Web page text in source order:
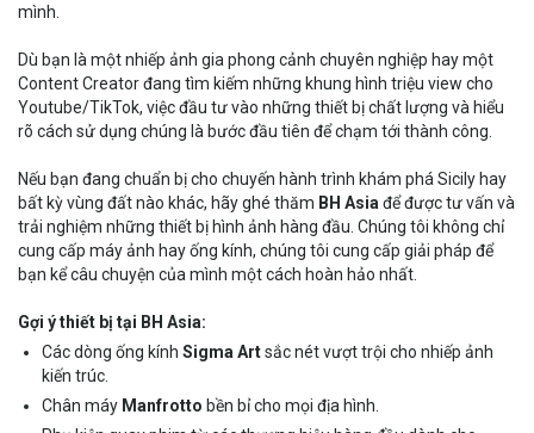
mình.
Dù bạn là một nhiếp ảnh gia phong cảnh chuyên nghiệp hay một
Content Creator đang tìm kiếm những khung hình triệu view cho
Youtube/TikTok, việc đầu tư vào những thiết bị chất lượng và hiểu
rõ cách sử dụng chúng là bước đầu tiên để chạm tới thành công.
Nếu bạn đang chuẩn bị cho chuyến hành trình khám phá Sicily hay
bất kỳ vùng đất nào khác, hãy ghé thăm BH Asiađể được tư vấn và
trải nghiệm những thiết bị hình ảnh hàng đầu. Chúng tôi không chỉ
cung cấp máy ảnh hay ống kính, chúng tôi cung cấp giải pháp để
bạn kể câu chuyện của mình một cách hoàn hảo nhất.
Gợi ý thiết bị tại BH Asia:
Các dòng ống kính Sigma Artsắc nét vượt trội cho nhiếp ảnh
kiến trúc.
Chân máy Manfrotto bền bỉ cho mọi địa hình.